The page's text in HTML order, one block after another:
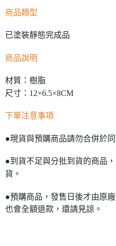
商品類型
已塗裝靜態完成品
商品說明
材質：樹脂
尺寸：12×6.5×8CM
下單注意事項
●現貨與預購商品請勿合併於同
●到貨不足與分批到貨的商品
貨。
●預購商品，發售日後才由原
也會全額退款，還請見諒。